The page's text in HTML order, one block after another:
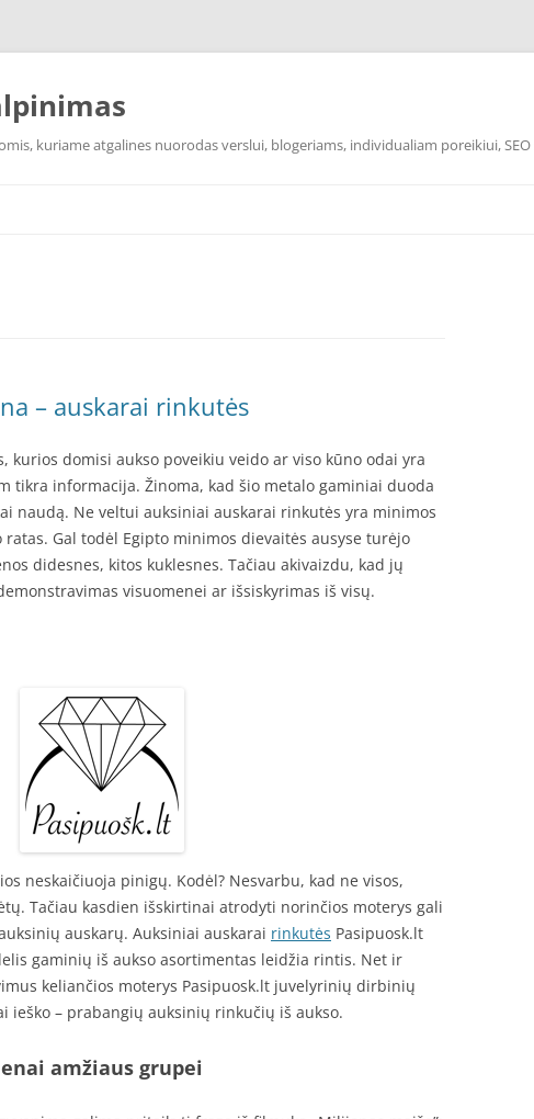
kuriame atgalines nuorodas verslui, blogeriams, individualiam poreikiui,
– auskarai rinkutės
kurios domisi aukso poveikiu veido ar viso kūno odai yra
tikra informacija. Žinoma, kad šio metalo gaminiai duoda
naudą. Ne veltui auksiniai auskarai rinkutės yra minimos
Gal todėl Egipto minimos dievaitės ausyse turėjo
didesnes, kitos kuklesnes. Tačiau akivaizdu, kad jų
visuomenei ar išsiskyrimas iš visų.
neskaičiuoja pinigų. Kodėl? Nesvarbu, kad ne visos,
Tačiau kasdien išskirtinai atrodyti norinčios moterys gali
auskarų. Auksiniai auskarai rinkutės Pasipuosk.lt
gaminių iš aukso asortimentas leidžia rintis. Net ir
keliančios moterys Pasipuosk.lt juvelyrinių dirbinių
ieško – prabangių auksinių rinkučių iš aukso.
amžiaus grupei